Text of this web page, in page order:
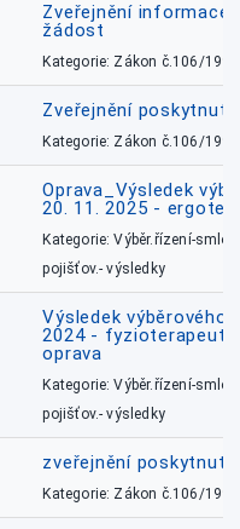
Zveřejnění informace
žádost
Kategorie: Zákon č.106/1999
Zveřejnění
Kategorie: Zákon č.106/1999
Oprava_Výsledek
20. 11. 2025 -
Kategorie: Výběr.řízení-
pojišťov.- výsledky
Výsledek výběrového
2024 - fyzioterapeut,
oprava
Kategorie: Výběr.řízení-
pojišťov.- výsledky
zveřejnění
Kategorie: Zákon č.106/1999